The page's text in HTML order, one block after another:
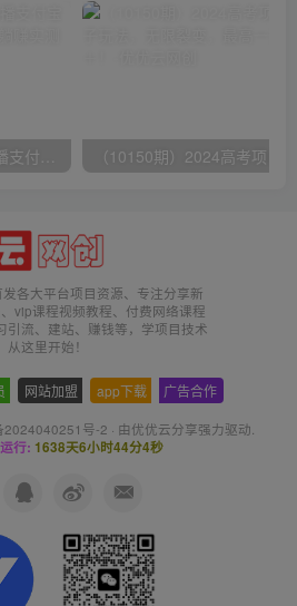
各大平台项目资源、专注分享新
vip课程视频教程、付费网络课程
引流、建站、赚钱等，学项目技术
从这里开始！
网站加盟 app下载 广告合作
2024040251号-2 · 由优优云分享强力驱动.
行: 1638天6小时44分5秒